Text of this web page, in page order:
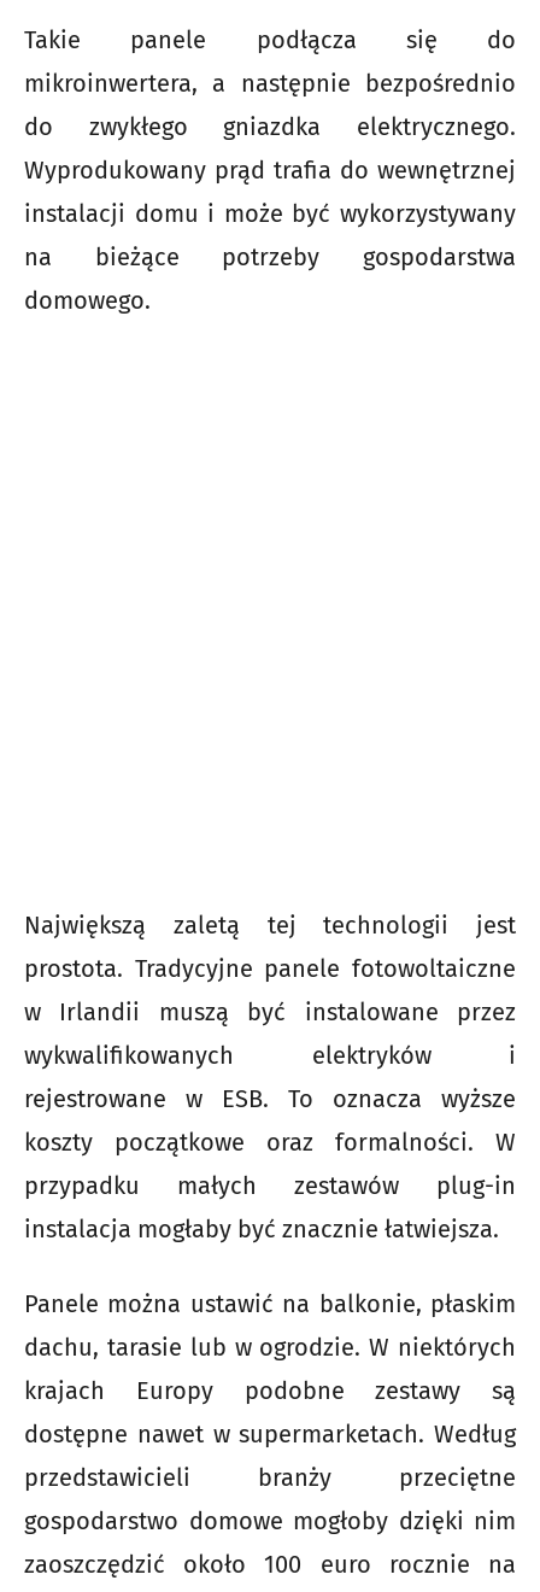
Takie panele podłącza się do
mikroinwertera, a następnie bezpośrednio
do zwykłego gniazdka elektrycznego.
Wyprodukowany prąd trafia do wewnętrznej
instalacji domu i może być wykorzystywany
na bieżące potrzeby gospodarstwa
domowego.
Największą zaletą tej technologii jest
prostota. Tradycyjne panele fotowoltaiczne
w Irlandii muszą być instalowane przez
wykwalifikowanych elektryków i
rejestrowane w ESB. To oznacza wyższe
koszty początkowe oraz formalności. W
przypadku małych zestawów plug-in
instalacja mogłaby być znacznie łatwiejsza.
Panele można ustawić na balkonie, płaskim
dachu, tarasie lub w ogrodzie. W niektórych
krajach Europy podobne zestawy są
dostępne nawet w supermarketach. Według
przedstawicieli branży przeciętne
gospodarstwo domowe mogłoby dzięki nim
zaoszczędzić około 100 euro rocznie na